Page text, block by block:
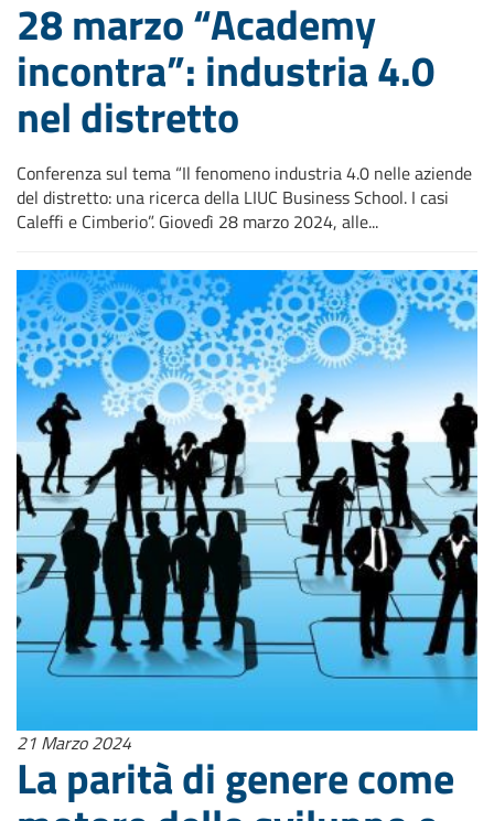
28 marzo “Academy
incontra”: industria 4.0
nel distretto
Conferenza sul tema “Il fenomeno industria 4.0 nelle aziende
del distretto: una ricerca della LIUC Business School. I casi
Caleffi e Cimberio”. Giovedì 28 marzo 2024, alle...
21 Marzo 2024
La parità di genere come